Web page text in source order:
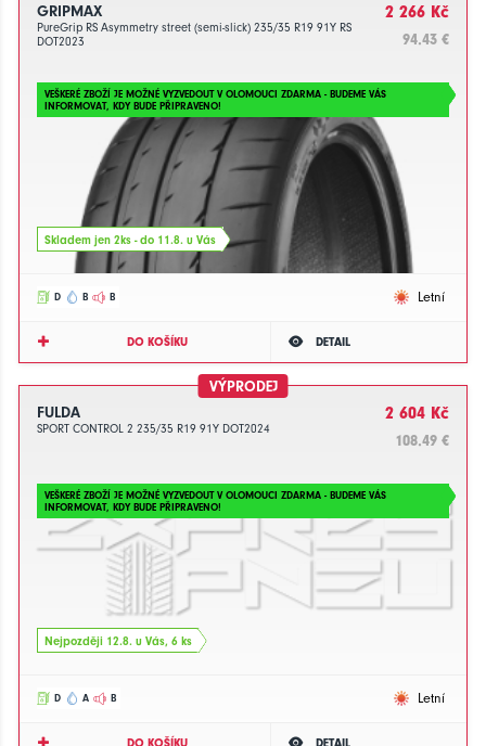
GRIPMAX
PureGrip RS Asymmetry street (semi-slick) 235/35 R19 91Y RS
DOT2023
2 266 Kč
94.43 €
VEŠKERÉ ZBOŽÍ JE MOŽNÉ VYZVEDOUT V OLOMOUCI ZDARMA - BUDEME VÁS
INFORMOVAT, KDY BUDE PŘIPRAVENO!
Skladem jen 2ks - do 11.8. u Vás
D B B Letní
DO KOŠÍKU DETAIL
VÝPRODEJ
FULDA
SPORT CONTROL 2 235/35 R19 91Y DOT2024
2 604 Kč
108.49 €
VEŠKERÉ ZBOŽÍ JE MOŽNÉ VYZVEDOUT V OLOMOUCI ZDARMA - BUDEME VÁS
INFORMOVAT, KDY BUDE PŘIPRAVENO!
Nejpozději 12.8. u Vás, 6 ks
D A B Letní
DO KOŠÍKU DETAIL